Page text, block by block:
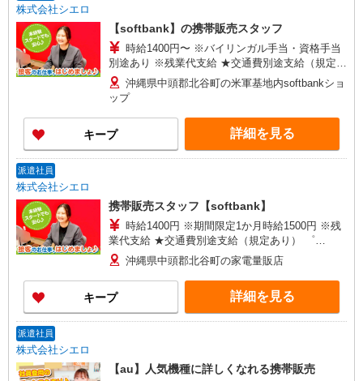
株式会社シエロ
【softbank】の携帯販売スタッフ
時給1400円〜 ※バイリンガル手当・資格手当
別途あり ※残業代支給 ★交通費別途支給（規定あ
り） ゜+゜・。○。・゜+゜・。○。・゜+゜ 入社
祝い金10万円支給(規定有) お友達を紹介頂くと, イ
ンセンティブ支給(規定有) ★月2回払い・週払い可
能（規程有）★ ゜・。○。・゜+゜・。○。・゜
+゜
沖縄県中頭郡北谷町の米軍基地内softbankショ
ップ
キープ 詳細を見る
派遣社員
株式会社シエロ
携帯販売スタッフ【softbank】
時給1400円 ※期間限定1か月時給1500円 ※残
業代支給 ★交通費別途支給（規定あり） ゜
+゜・。○。・゜+゜・。○。・゜+゜ 入社祝い金10
万円支給(規定有) お友達を紹介頂くと, インセンテ
ィブ支給(規定有) ★月2回払い・週払い可能（規程
有）★ ゜・。○。・゜+゜・。○。・゜+゜
沖縄県中頭郡北谷町の家電量販店
キープ 詳細を見る
派遣社員
株式会社シエロ
【au】人気機種に詳しくなれる携帯販売